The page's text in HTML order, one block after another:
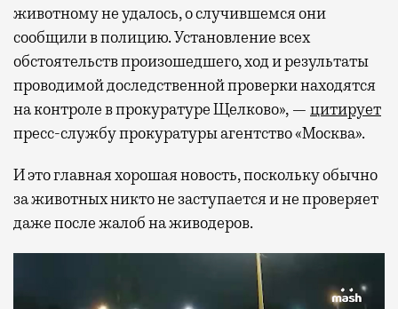
животному не удалось, о случившемся они
сообщили в полицию. Установление всех
обстоятельств произошедшего, ход и результаты
проводимой доследственной проверки находятся
на контроле в прокуратуре Щелково», — цитирует
пресс-службу прокуратуры агентство «Москва».
И это главная хорошая новость, поскольку обычно
за животных никто не заступается и не проверяет
даже после жалоб на живодеров.